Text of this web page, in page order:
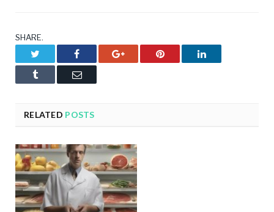
SHARE.
Facebook Google+ Pinterest LinkedIn
Tumblr Email
RELATED POSTS